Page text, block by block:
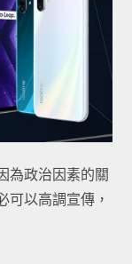
為政治因素的關
可以高調宣傳，